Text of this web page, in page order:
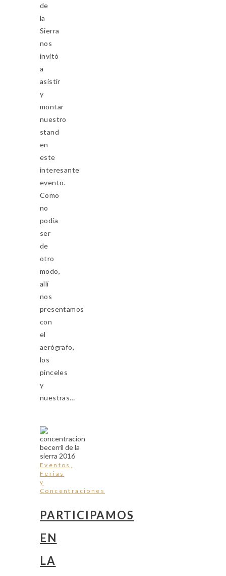
de
la
Sierra
nos
invitó
a
asistir
y
montar
nuestro
stand
en
este
interesante
evento.
Como
no
podía
ser
de
otro
modo,
allí
nos
presentamos
con
el
aerógrafo,
los
pinceles
y
nuestras…
Eventos,
Ferias
y
Concentraciones
PARTICIPAMOS
EN
LA